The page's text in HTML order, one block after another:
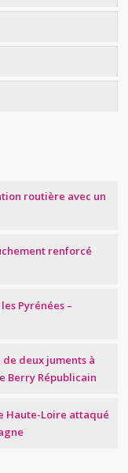
routière avec un
renforcé
Pyrénées –
de deux juments à
Berry Républicain
Haute-Loire attaqué